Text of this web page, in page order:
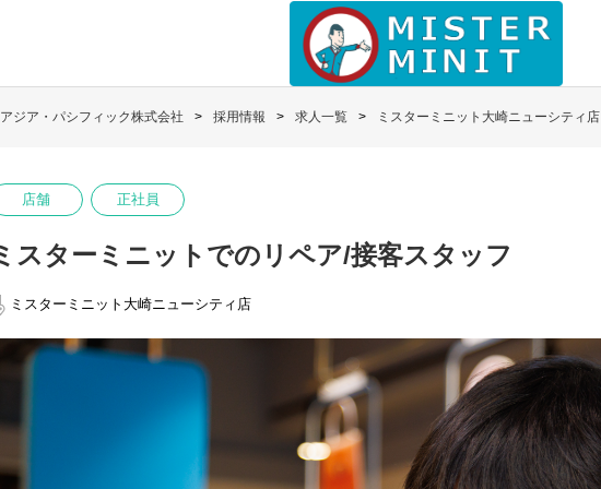
ジア・パシフィック株式会社 採用情報 求人一覧 ミスターミニット大崎ニューシティ店
店舗 正社員
スターミニットでのリペア/接客スタッフ
ミスターミニット大崎ニューシティ店